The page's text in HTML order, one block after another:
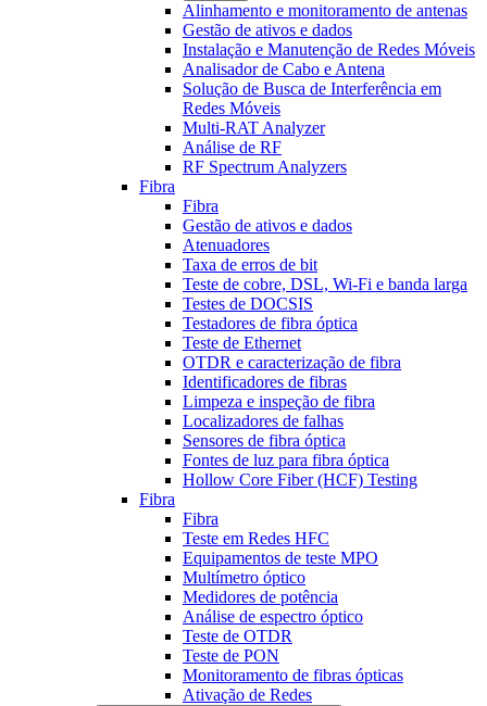
Alinhamento e monitoramento de antenas
Gestão de ativos e dados
Instalação e Manutenção de Redes Móveis
Analisador de Cabo e Antena
Solução de Busca de Interferência em
Redes Móveis
Multi-RAT Analyzer
Análise de RF
RF Spectrum Analyzers
Fibra
Fibra
Gestão de ativos e dados
Atenuadores
Taxa de erros de bit
Teste de cobre, DSL, Wi-Fi e banda larga
Testes de DOCSIS
Testadores de fibra óptica
Teste de Ethernet
OTDR e caracterização de fibra
Identificadores de fibras
Limpeza e inspeção de fibra
Localizadores de falhas
Sensores de fibra óptica
Fontes de luz para fibra óptica
Hollow Core Fiber (HCF) Testing
Fibra
Fibra
Teste em Redes HFC
Equipamentos de teste MPO
Multímetro óptico
Medidores de potência
Análise de espectro óptico
Teste de OTDR
Teste de PON
Monitoramento de fibras ópticas
Ativação de Redes